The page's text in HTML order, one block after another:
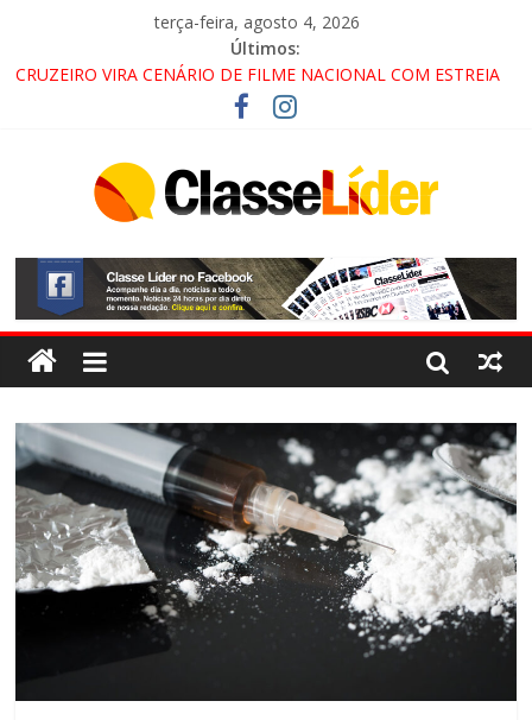
terça-feira, agosto 4, 2026
Últimos:
CRUZEIRO VIRA CENÁRIO DE FILME NACIONAL COM ESTREIA
PROMOTOR DO GAECO
ACESSO À APARECIDA NA DUTRA SERÁ BLOQUEADO NO FIM
ALTERNATIVAS
LORENA, PINDAMONHANGABA E QUELUZ NA RETA FINAL
PELA FÁBRICA DA COCA-COLA!